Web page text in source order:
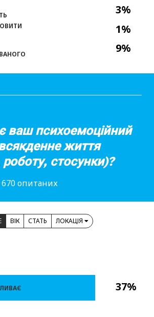
3%
1%
9%
ваш психоемоційний
життя
стосунки)?
670 опитаних
ВІК СТАТЬ ЛОКАЦІЯ
37%